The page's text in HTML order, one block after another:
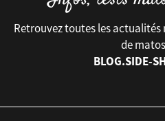
Retrouvez toutes les
de
BLOG.SIDE-